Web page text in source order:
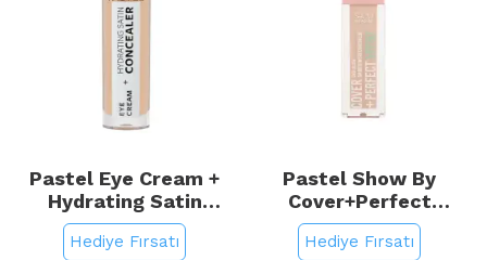
Pastel Eye Cream +
Hydrating Satin
Concealer - Göz Altı
Kapatıcı No: 62 Ivory
Hediye Fırsatı
Pastel Show By
Cover+Perfect
Concealar SPF 30 -
Kapatıcı No: 301 Fair
Hediye Fırsatı